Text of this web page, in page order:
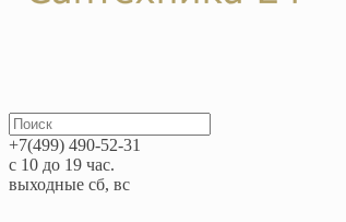
+7(499) 490-52-31
с 10 до 19 час.
выходные сб, вс